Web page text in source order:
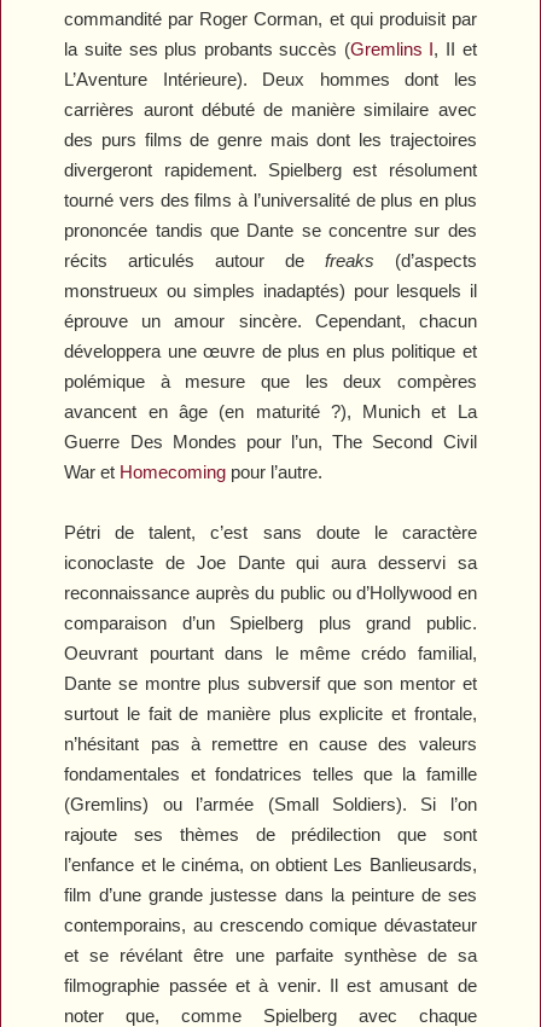
commandité par Roger Corman, et qui produisit par
la suite ses plus probants succès (Gremlins I, II et
L’Aventure Intérieure). Deux hommes dont les
carrières auront débuté de manière similaire avec
des purs films de genre mais dont les trajectoires
divergeront rapidement. Spielberg est résolument
tourné vers des films à l’universalité de plus en plus
prononcée tandis que Dante se concentre sur des
récits articulés autour de freaks (d’aspects
monstrueux ou simples inadaptés) pour lesquels il
éprouve un amour sincère. Cependant, chacun
développera une œuvre de plus en plus politique et
polémique à mesure que les deux compères
avancent en âge (en maturité ?), Munich et La
Guerre Des Mondes pour l’un,The Second Civil
War et Homecoming pour l’autre.
Pétri de talent, c’est sans doute le caractère
iconoclaste de Joe Dante qui aura desservi sa
reconnaissance auprès du public ou d’Hollywood en
comparaison d’un Spielberg plus grand public.
Oeuvrant pourtant dans le même crédo familial,
Dante se montre plus subversif que son mentor et
surtout le fait de manière plus explicite et frontale,
n’hésitant pas à remettre en cause des valeurs
fondamentales et fondatrices telles que la famille
(Gremlins) ou l’armée (Small Soldiers). Si l’on
rajoute ses thèmes de prédilection que sont
l’enfance et le cinéma, on obtient Les Banlieusards,
film d’une grande justesse dans la peinture de ses
contemporains, au crescendo comique dévastateur
et se révélant être une parfaite synthèse de sa
filmographie passée et à venir. Il est amusant de
noter que, comme Spielberg avec chaque